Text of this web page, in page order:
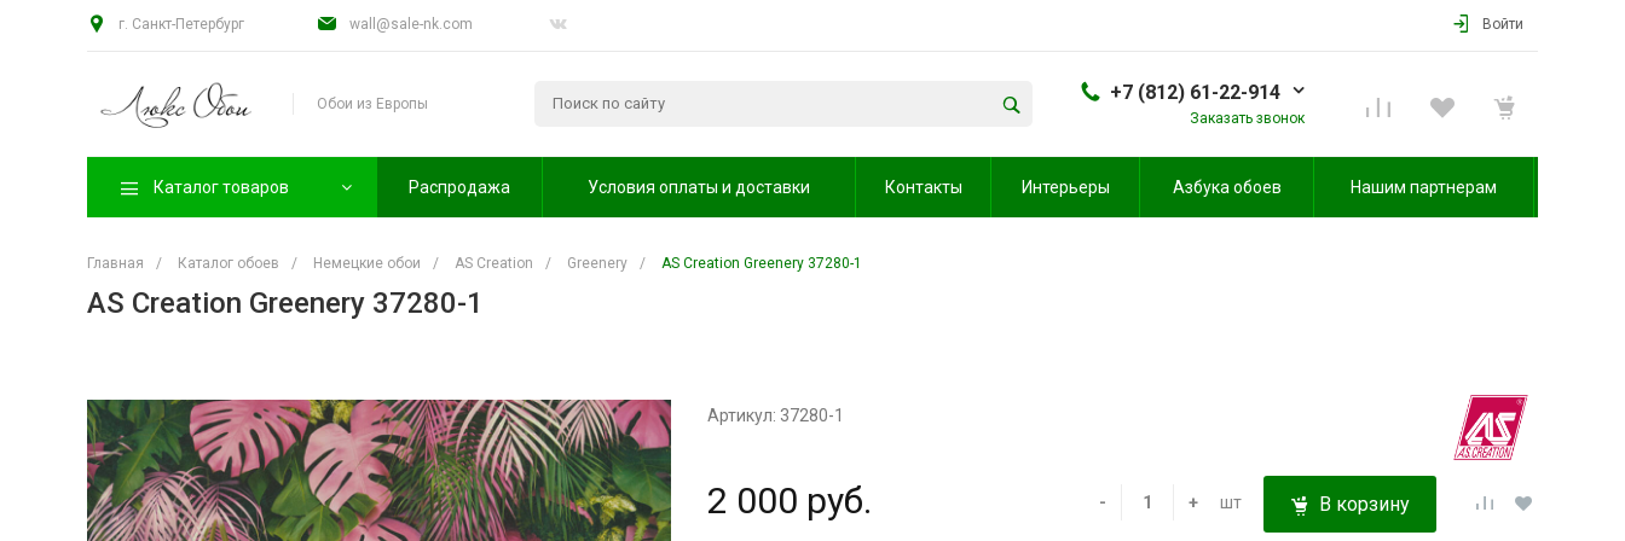
г. Санкт-Петербург wall@sale-nk.com Войти
Обои из Европы
+7 (812) 61-22-914
Заказать звонок
Каталог товаров Распродажа Условия оплаты и доставки Контакты Интерьеры Азбука обоев Нашим партнерам
Главная / Каталог обоев / Немецкие обои / AS Creation / Greenery / AS Creation Greenery 37280-1
AS Creation Greenery 37280-1
Артикул: 37280-1
2 000 руб. - + шт В корзину